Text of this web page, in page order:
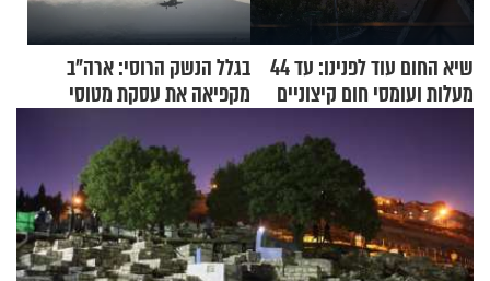
שיא החום עוד לפנינו: עד 44
מעלות ועומסי חום קיצוניים
בגלל הנשק הרוסי: ארה"ב
מקפיאה את עסקת מטוסי